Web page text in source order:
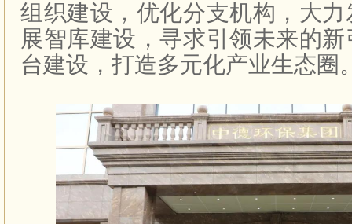
组织建设，优化分支机构，大
展智库建设，寻求引领未来的
台建设，打造多元化产业生态圈